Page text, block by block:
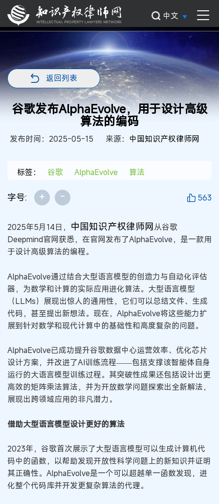
中文
返回列表
谷歌发布AlphaEvolve，用于设计高级
算法的编码
发布时间：2025-05-15 来源： 中国知识产权律师网
标签： 谷歌 AlphaEvolve 算法
字号: + - 563
2025年5月14日， 中国知识产权律师网从谷歌
Deepmind官网获悉，在官网发布了AlphaEvolve，是一款用
于设计高级算法的编程。
AlphaEvolve通过结合大型语言模型的创造力与自动化评估
器，为数学和计算的实际应用进化算法。大型语言模型
（LLMs）展现出惊人的通用性，它们可以总结文件、生成
代码，甚至提出新想法。现在，AlphaEvolve将这些能力扩
展到针对数学和现代计算中的基础性和高度复杂的问题。
AlphaEvolve已成功提升谷歌数据中心运营效率、优化芯片
设计方案，并改进了AI训练流程——包括支撑该智能体自身
运行的大语言模型训练过程。其突破性成果还包括设计出更
高效的矩阵乘法算法，并为开放数学问题探索出全新解法，
展现出跨领域应用的非凡潜力。
借助大型语言模型设计更好的算法
2023年，谷歌首次展示了大型语言模型可以生成计算机代
码中的函数，以帮助发现开放性科学问题上的新知识并证明
其正确性。AlphaEvolve是一个可以超越单一函数发现，进
化整个代码库并开发更复杂算法的代理。